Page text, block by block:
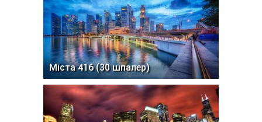
Міста 416 (30 шпалер)